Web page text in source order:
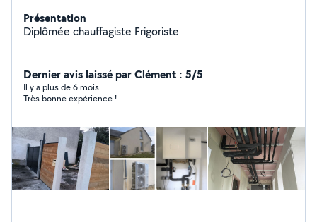
Présentation
Diplômée chauffagiste Frigoriste
Dernier avis laissé par Clément : 5/5
Il y a plus de 6 mois
Très bonne expérience !